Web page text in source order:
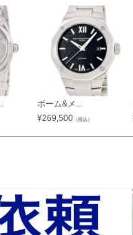
ボーム&メ...
¥269,500 （税込）